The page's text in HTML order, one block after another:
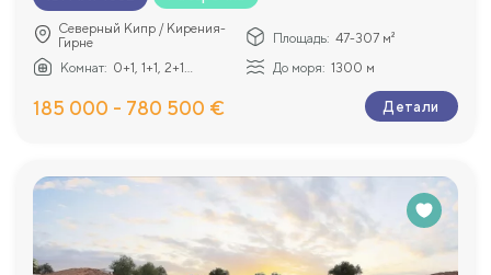
Северный Кипр / Кирения-
Гирне
Площадь: 47-307 м²
Комнат: 0+1, 1+1, 2+1... До моря: 1300 м
185 000 - 780 500 € Детали